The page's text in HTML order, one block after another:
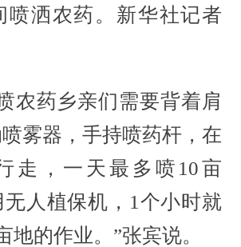
喷洒农药。新华社记者
药乡亲们需要背着肩
雾器，手持喷药杆，在
走，一天最多喷10亩
人植保机，1个小时就
地的作业。”张宾说。